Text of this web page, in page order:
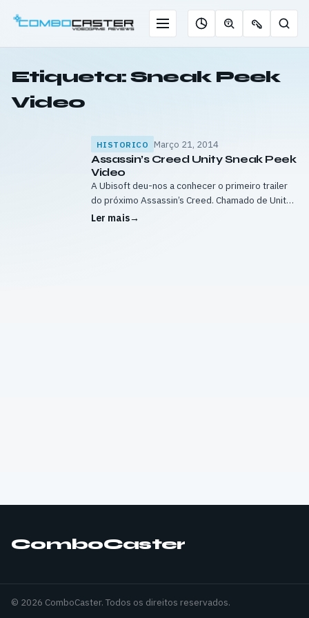
para
Menu
Roleta
de
Descobrir
IA
Ofertas
Etiqueta:Sneak Peek
Video
HISTORICO Março 21, 2014
Assassin’s Creed Unity Sneak Peek
Video
A Ubisoft deu-nos a conhecer o primeiro trailer
do próximo Assassin’s Creed. Chamado de Unity
este é o primeiro jogo da série a ser lançado em
Ler mais→
ComboCaster
© 2026 ComboCaster. Todos os direitos reservados.